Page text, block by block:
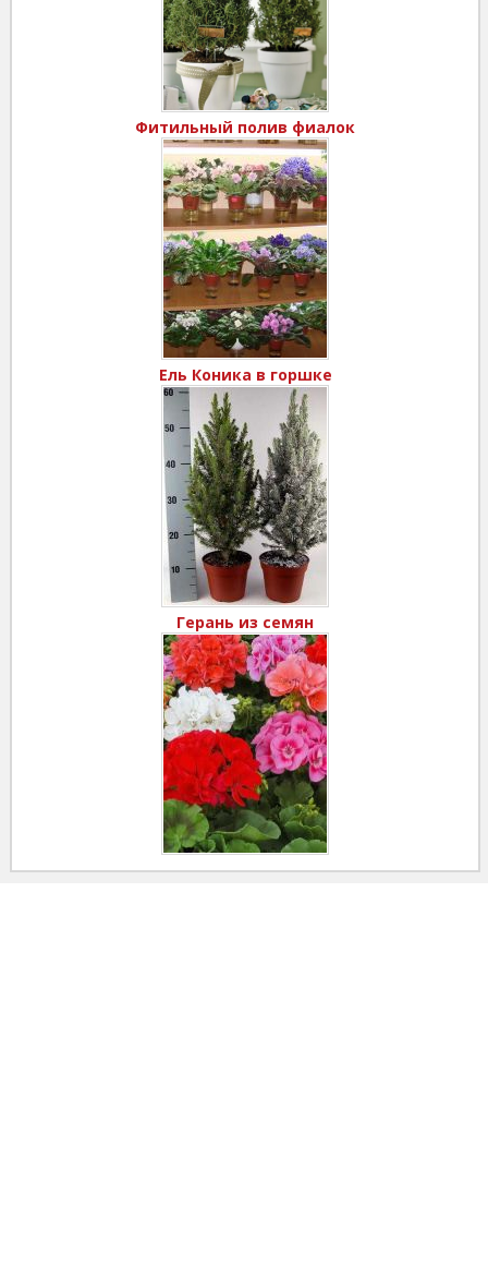
Фитильный полив фиалок
Ель Коника в горшке
Герань из семян